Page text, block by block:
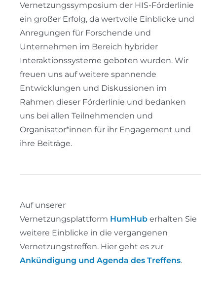
Vernetzungssymposium der HIS-Förderlinie
ein großer Erfolg, da wertvolle Einblicke und
Anregungen für Forschende und
Unternehmen im Bereich hybrider
Interaktionssysteme geboten wurden. Wir
freuen uns auf weitere spannende
Entwicklungen und Diskussionen im
Rahmen dieser Förderlinie und bedanken
uns bei allen Teilnehmenden und
Organisator*innen für ihr Engagement und
ihre Beiträge.
Auf unserer
Vernetzungsplattform HumHub erhalten Sie
weitere Einblicke in die vergangenen
Vernetzungstreffen. Hier geht es zur
Ankündigung und Agenda des Treffens.